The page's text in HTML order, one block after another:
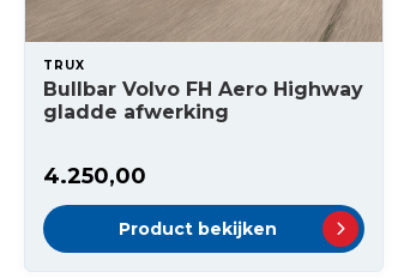
TRUX
Bullbar Volvo FH Aero Highway
gladde afwerking
4.250,00
Product bekijken